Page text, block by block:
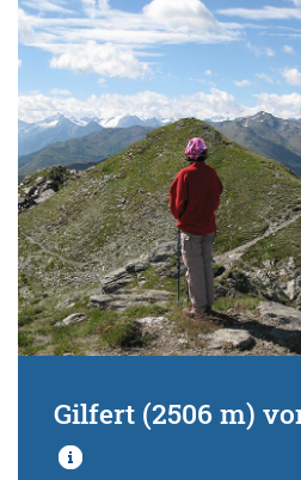
Gilfert (2506 m)